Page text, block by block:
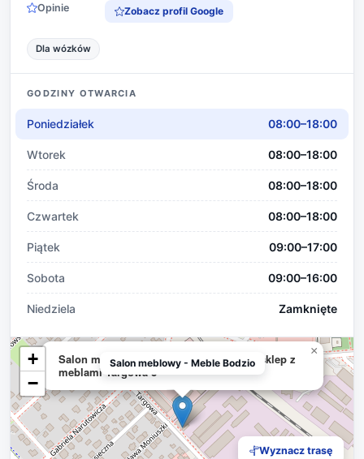
Opinie Zobacz profil Google
Dla wózków
GODZINY OTWARCIA
Poniedziałek 08:00–18:00
Wtorek 08:00–18:00
Środa 08:00–18:00
Czwartek 08:00–18:00
Piątek 09:00–17:00
Sobota 09:00–16:00
Niedziela Zamknięte
Salon meblowy - Meble Bodzio Mielec - sklep z
meblami Targowa 3
×
+
−
Salon meblowy - Meble Bodzio
Wyznacz trasę